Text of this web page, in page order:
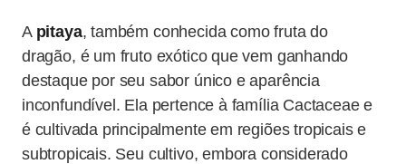
A pitaya, também conhecida como fruta do
dragão, é um fruto exótico que vem ganhando
destaque por seu sabor único e aparência
inconfundível. Ela pertence à família Cactaceae e
é cultivada principalmente em regiões tropicais e
subtropicais. Seu cultivo, embora considerado